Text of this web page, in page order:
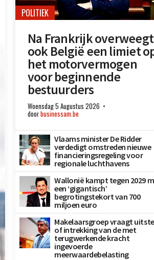
POLITIEK
Na Frankrijk overweegt
ook België een limiet
het motorvermogen
voor beginnende
bestuurders
Woensdag 5 Augustus 2026
doorbusinessam.be
Vlaams minister De Ridder
verdedigt omstreden nieuwe
financieringsregeling voor
regionale luchthavens
Wallonië kampt tegen 2029
een ‘gigantisch’
begrotingstekort van 700
miljoen euro
Makelaarsgroep vraagt
of intrekking van de met
terugwerkende kracht
ingevoerde
meerwaardebelasting